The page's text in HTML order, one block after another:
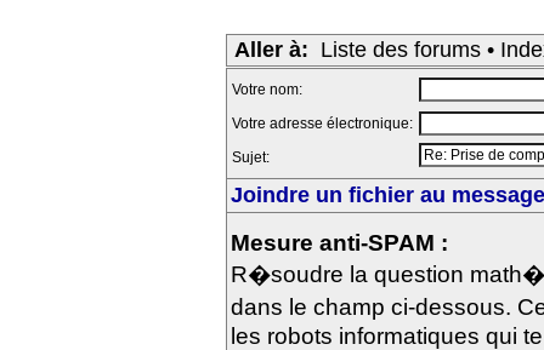
Aller à: Liste des forums •
Votre nom:
Votre adresse électronique:
Sujet:
Joindre un fichier au
Mesure anti-SPAM :
R�soudre la question
dans le champ ci-dessous.
les robots informatiques qui